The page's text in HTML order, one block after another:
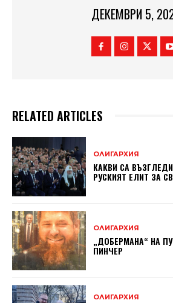
ДЕКЕМВРИ 5,
RELATED ARTICLES
ОЛИГАРХИЯ
КАКВИ СА
РУСКИЯТ ЕЛИТ ЗА
ОЛИГАРХИЯ
„ДОБЕРМАНА“ НА
ПИНЧЕР
ОЛИГАРХИЯ